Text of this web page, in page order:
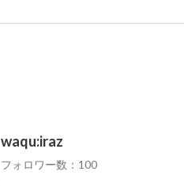
waqu:iraz
フォロワー数：100